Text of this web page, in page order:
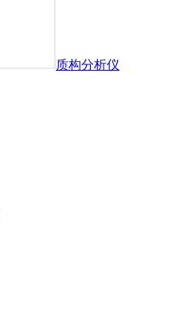
质构分析仪